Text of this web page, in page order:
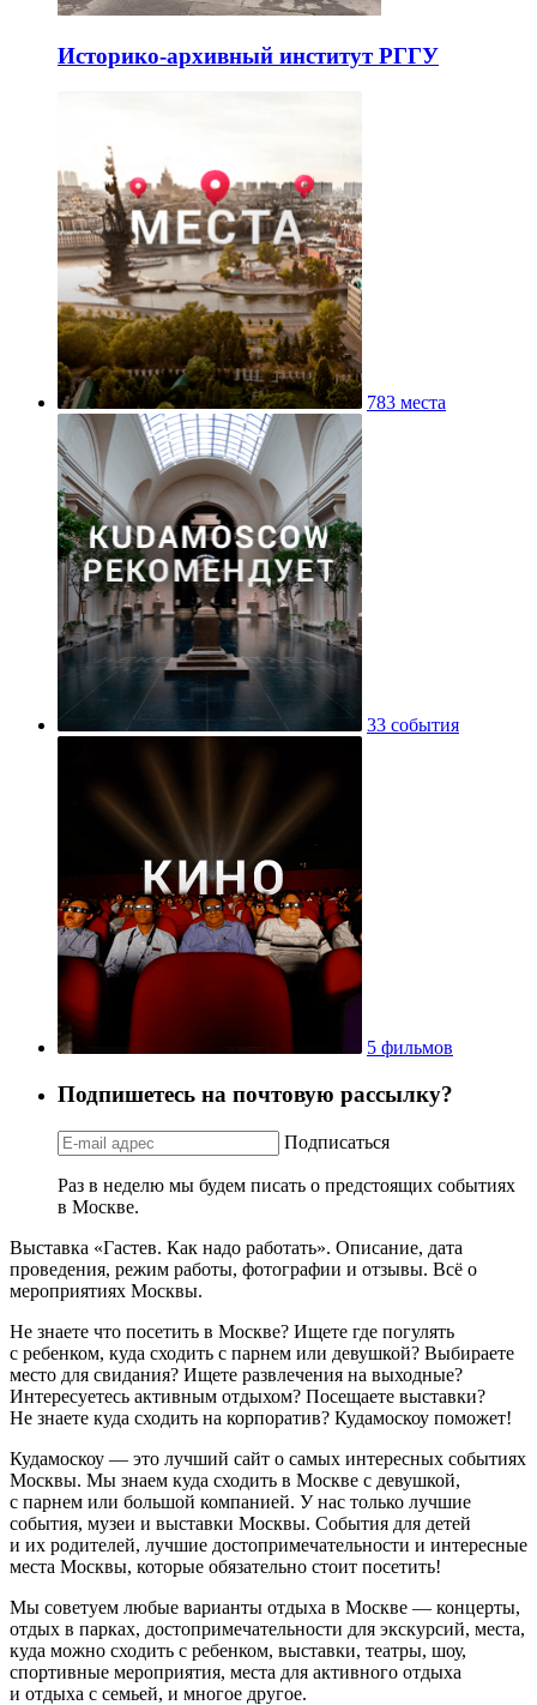
Историко-архивный институт РГГУ
783 места
33 события
5 фильмов
Подпишетесь на почтовую рассылку?
Подписаться
Раз в неделю мы будем писать о предстоящих событиях
в Москве.
Выставка «Гастев. Как надо работать». Описание, дата
проведения, режим работы, фотографии и отзывы. Всё о
мероприятиях Москвы.
Не знаете что посетить в Москве? Ищете где погулять
с ребенком, куда сходить с парнем или девушкой? Выбираете
место для свидания? Ищете развлечения на выходные?
Интересуетесь активным отдыхом? Посещаете выставки?
Не знаете куда сходить на корпоратив? Кудамоскоу поможет!
Кудамоскоу — это лучший сайт о самых интересных событиях
Москвы. Мы знаем куда сходить в Москве с девушкой,
с парнем или большой компанией. У нас только лучшие
события, музеи и выставки Москвы. События для детей
и их родителей, лучшие достопримечательности и интересные
места Москвы, которые обязательно стоит посетить!
Мы советуем любые варианты отдыха в Москве — концерты,
отдых в парках, достопримечательности для экскурсий, места,
куда можно сходить с ребенком, выставки, театры, шоу,
спортивные мероприятия, места для активного отдыха
и отдыха с семьей, и многое другое.